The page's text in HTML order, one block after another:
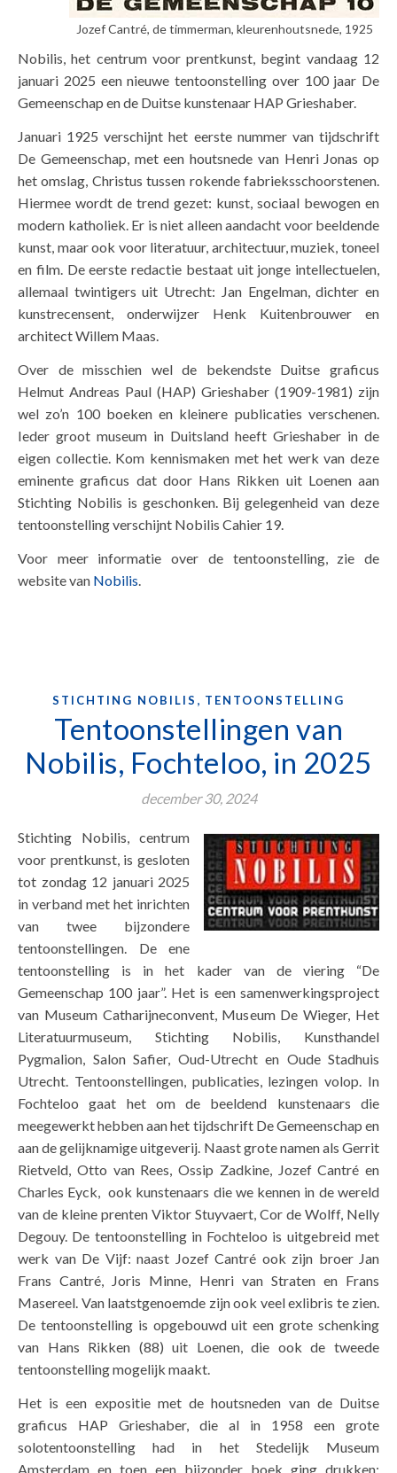
Jozef Cantré, de timmerman, kleurenhoutsnede, 1925
Nobilis, het centrum voor prentkunst, begint vandaag 12
januari 2025 een nieuwe tentoonstelling over 100 jaar De
Gemeenschap en de Duitse kunstenaar HAP Grieshaber.
Januari 1925 verschijnt het eerste nummer van tijdschrift
De Gemeenschap, met een houtsnede van Henri Jonas op
het omslag, Christus tussen rokende fabrieksschoorstenen.
Hiermee wordt de trend gezet: kunst, sociaal bewogen en
modern katholiek. Er is niet alleen aandacht voor beeldende
kunst, maar ook voor literatuur, architectuur, muziek, toneel
en film. De eerste redactie bestaat uit jonge intellectuelen,
allemaal twintigers uit Utrecht: Jan Engelman, dichter en
kunstrecensent, onderwijzer Henk Kuitenbrouwer en
architect Willem Maas.
Over de misschien wel de bekendste Duitse graficus
Helmut Andreas Paul (HAP) Grieshaber (1909-1981) zijn
wel zo’n 100 boeken en kleinere publicaties verschenen.
Ieder groot museum in Duitsland heeft Grieshaber in de
eigen collectie. Kom kennismaken met het werk van deze
eminente graficus dat door Hans Rikken uit Loenen aan
Stichting Nobilis is geschonken. Bij gelegenheid van deze
tentoonstelling verschijnt Nobilis Cahier 19.
Voor meer informatie over de tentoonstelling, zie de
website van Nobilis.
STICHTING NOBILIS , TENTOONSTELLING
Tentoonstellingen van
Nobilis, Fochteloo, in 2025
december 30, 2024
Stichting Nobilis, centrum
voor prentkunst, is gesloten
tot zondag 12 januari 2025
in verband met het inrichten
van twee bijzondere
tentoonstellingen. De ene
tentoonstelling is in het kader van de viering “De
Gemeenschap 100 jaar”. Het is een samenwerkingsproject
van Museum Catharijneconvent, Museum De Wieger, Het
Literatuurmuseum, Stichting Nobilis, Kunsthandel
Pygmalion, Salon Safier, Oud-Utrecht en Oude Stadhuis
Utrecht. Tentoonstellingen, publicaties, lezingen volop. In
Fochteloo gaat het om de beeldend kunstenaars die
meegewerkt hebben aan het tijdschrift De Gemeenschap en
aan de gelijknamige uitgeverij. Naast grote namen als Gerrit
Rietveld, Otto van Rees, Ossip Zadkine, Jozef Cantré en
Charles Eyck, ook kunstenaars die we kennen in de wereld
van de kleine prenten Viktor Stuyvaert, Cor de Wolff, Nelly
Degouy. De tentoonstelling in Fochteloo is uitgebreid met
werk van De Vijf: naast Jozef Cantré ook zijn broer Jan
Frans Cantré, Joris Minne, Henri van Straten en Frans
Masereel. Van laatstgenoemde zijn ook veel exlibris te zien.
De tentoonstelling is opgebouwd uit een grote schenking
van Hans Rikken (88) uit Loenen, die ook de tweede
tentoonstelling mogelijk maakt.
Het is een expositie met de houtsneden van de Duitse
graficus HAP Grieshaber, die al in 1958 een grote
solotentoonstelling had in het Stedelijk Museum
Amsterdam en toen een bijzonder boek ging drukken: